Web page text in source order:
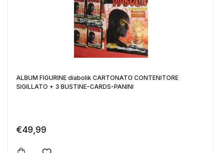
ALBUM FIGURINE diabolik CARTONATO CONTENITORE
SIGILLATO + 3 BUSTINE-CARDS-PANINI
€49,99